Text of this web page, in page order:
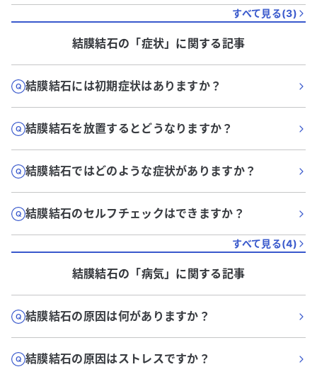
すべて見る(3)
結膜結石の「症状」に関する記事
結膜結石には初期症状はありますか？
結膜結石を放置するとどうなりますか？
結膜結石ではどのような症状がありますか？
結膜結石のセルフチェックはできますか？
すべて見る(4)
結膜結石の「病気」に関する記事
結膜結石の原因は何がありますか？
結膜結石の原因はストレスですか？